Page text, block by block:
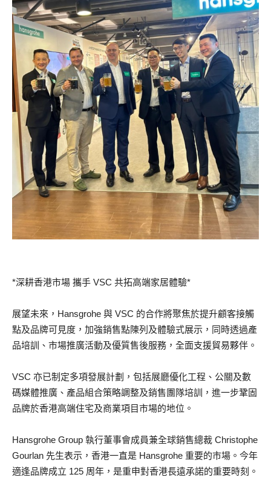
*深耕香港市場 攜手 VSC 共拓高端家居體驗*
展望未來，Hansgrohe 與 VSC 的合作將聚焦於提升顧客接觸
點及品牌可見度，加強銷售點陳列及體驗式展示，同時透過產
品培訓、市場推廣活動及優質售後服務，全面支援貿易夥伴。
VSC 亦已制定多項發展計劃，包括展廳優化工程、公關及數
碼媒體推廣、產品組合策略調整及銷售團隊培訓，進一步鞏固
品牌於香港高端住宅及商業項目市場的地位。
Hansgrohe Group 執行董事會成員兼全球銷售總裁 Christophe
Gourlan 先生表示，香港一直是 Hansgrohe 重要的市場。今年
適逢品牌成立 125 周年，是重申對香港長遠承諾的重要時刻。